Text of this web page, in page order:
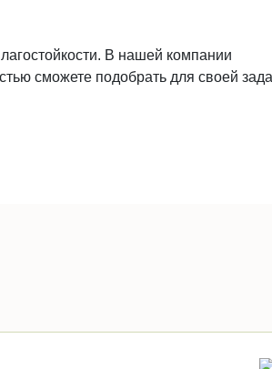
В нашей компании
сможете подобрать для своей